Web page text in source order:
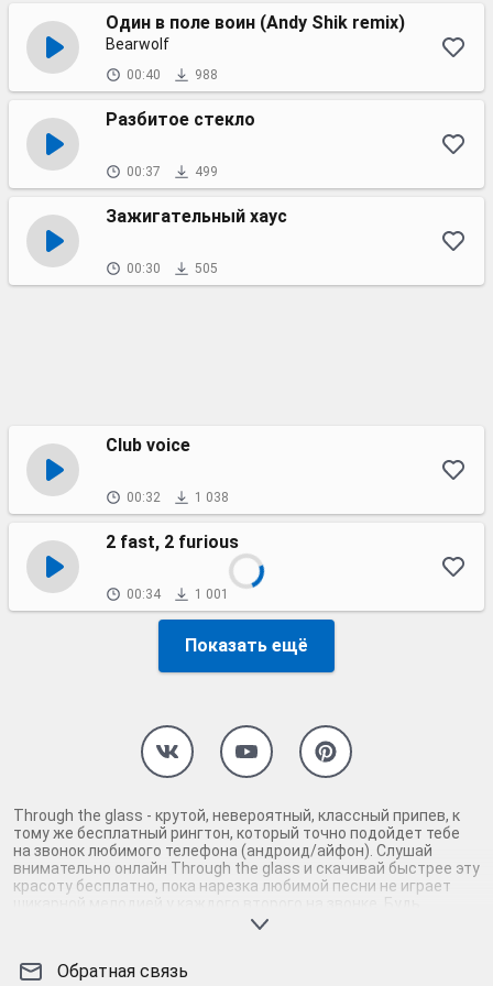
Один в поле воин (Andy Shik remix)
Bearwolf
00:40 988
Разбитое стекло
00:37 499
Зажигательный хаус
00:30 505
Club voice
00:32 1 038
2 fast, 2 furious
00:34 1 001
Показать ещё
Through the glass - крутой, невероятный, классный припев, к
тому же бесплатный рингтон, который точно подойдет тебе
на звонок любимого телефона (андроид/айфон). Слушай
внимательно онлайн Through the glass и скачивай быстрее эту
красоту бесплатно, пока нарезка любимой песни не играет
шикарной мелодией у каждого второго на звонке. Будь
первым, кто скачает бесплатно сей шедевр музыки и оценит
mp3 песни на звонок телефона, ну, или m4r мелодию на айфон
Обратная связь